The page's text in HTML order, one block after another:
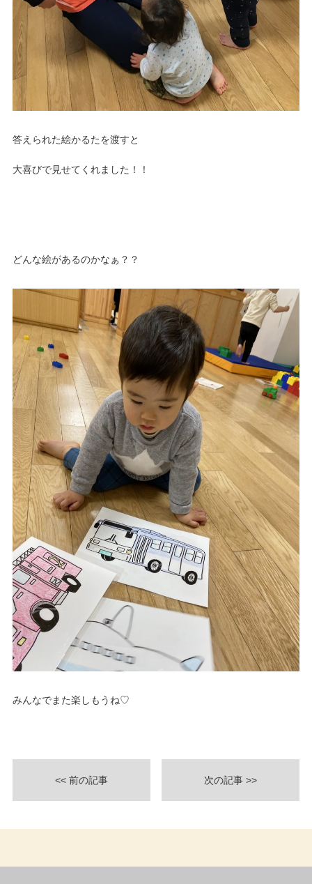
答えられた絵かるたを渡すと
大喜びで見せてくれました！！
どんな絵があるのかなぁ？？
みんなでまた楽しもうね♡
<< 前の記事 次の記事 >>